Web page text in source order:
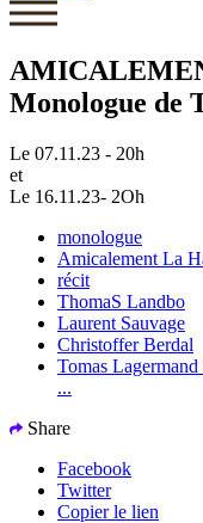
Monologue de
Le 07.11.23 - 20h
et
Le 16.11.23- 2Oh
monologue
Amicalement La
récit
ThomaS Landbo
Laurent Sauvage
Christoffer Berdal
Tomas
...
Share
Facebook
Twitter
Copier le lien